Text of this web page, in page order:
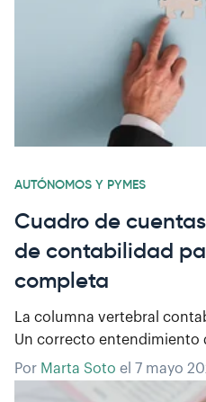
AUTÓNOMOS Y PYMES
Cuadro de
de contabilidad
completa
La columna vertebral
Un correcto entendimiento
Por Marta Soto el 7 mayo